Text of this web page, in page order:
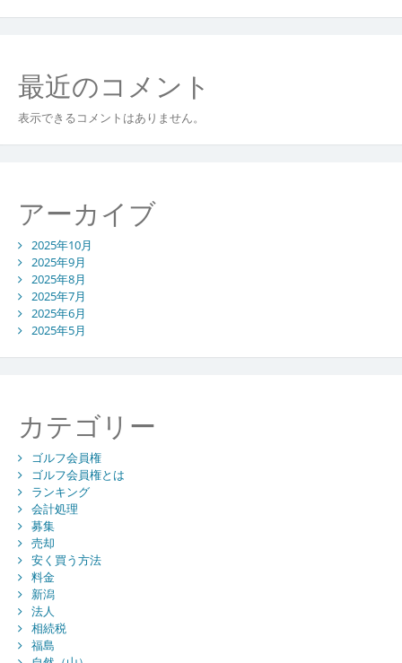
方
と
リ
最近のコメント
表示できるコメントはありません。
アーカイブ
2025年10月
2025年9月
2025年8月
2025年7月
2025年6月
2025年5月
カテゴリー
ゴルフ会員権
ゴルフ会員権とは
ランキング
会計処理
募集
売却
安く買う方法
料金
新潟
法人
相続税
福島